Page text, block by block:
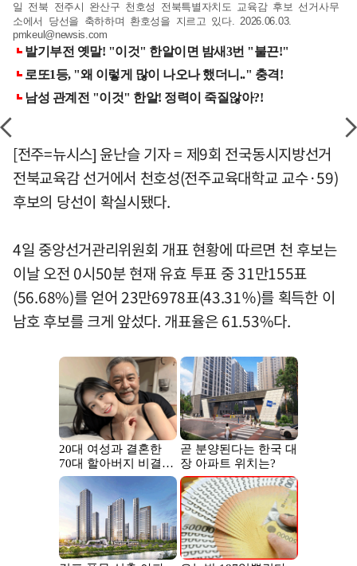
일 전북 전주시 완산구 천호성 전북특별자치도 교육감 후보 선거사무
소에서 당선을 축하하며 환호성을 지르고 있다. 2026.06.03.
pmkeul@newsis.com
[전주=뉴시스] 윤난슬 기자 = 제9회 전국동시지방선거
전북교육감 선거에서 천호성(전주교육대학교 교수·59)
후보의 당선이 확실시됐다.
4일 중앙선거관리위원회 개표 현황에 따르면 천 후보는
이날 오전 0시50분 현재 유효 투표 중 31만155표
(56.68%)를 얻어 23만6978표(43.31％)를 획득한 이
남호 후보를 크게 앞섰다. 개표율은 61.53%다.